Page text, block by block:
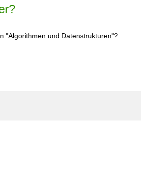
"Algorithmen und Datenstrukturen"?